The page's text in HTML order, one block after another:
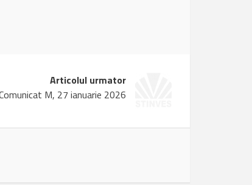
Articolul urmator
M, 27 ianuarie 2026